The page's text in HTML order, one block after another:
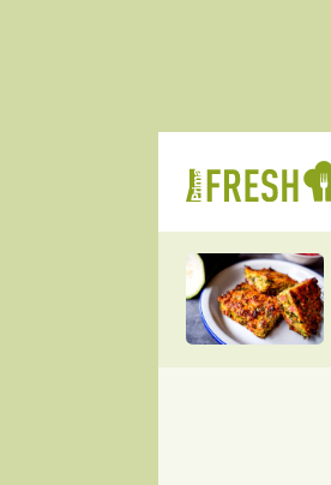
RYCHLOVKY